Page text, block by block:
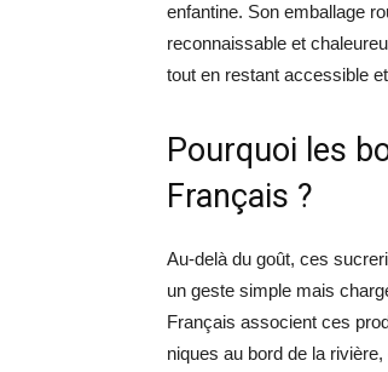
enfantine. Son emballage
reconnaissable et
tout en restant accessible
Pourquoi les
Français ?
Au-delà du goût, ces
un geste simple mais
Français associent ces
niques au bord de la